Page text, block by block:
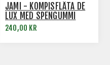
JAMI - KOMPISFLÄTA DE
LUX MED SPENGUMMI
240,00 KR